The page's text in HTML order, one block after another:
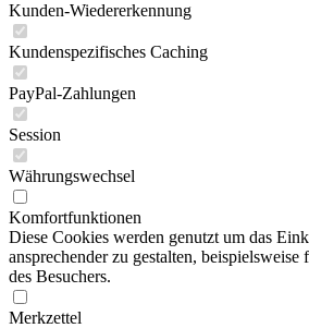
Kunden-Wiedererkennung
Kundenspezifisches Caching
PayPal-Zahlungen
Session
Währungswechsel
Komfortfunktionen
Diese Cookies werden genutzt um das
ansprechender zu gestalten,
des Besuchers.
Merkzettel